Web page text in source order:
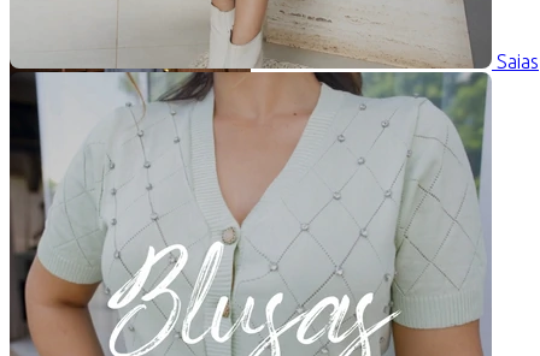
Saias